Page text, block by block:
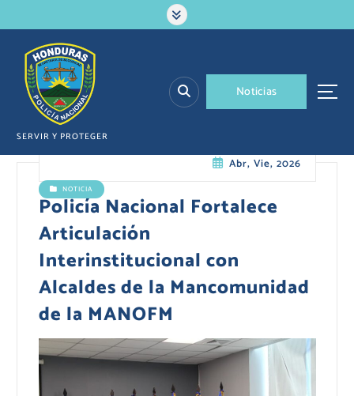
a
SERVIR Y PROTEGER
Noticias
Abr, Vie, 2026
NOTICIA
Policía Nacional Fortalece
Articulación
Interinstitucional con
Alcaldes de la Mancomunidad
de la MANOFM